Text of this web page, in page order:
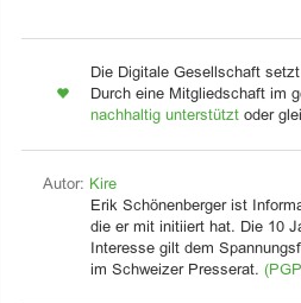
Die Digitale Gesellschaft
Durch eine Mitgliedschaft im
nachhaltig unterstützt oder
Autor: Kire
Erik Schönenberger ist
die er mit initiiert hat. Die 10
Interesse gilt dem
im Schweizer Presserat.